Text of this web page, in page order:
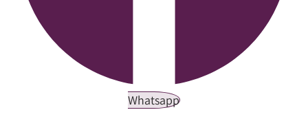
Whatsapp